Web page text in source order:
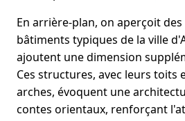
En arrière-plan, on aperçoit
bâtiments typiques de la ville
ajoutent une dimension
Ces structures, avec leurs toits
arches, évoquent une
contes orientaux, renforçant